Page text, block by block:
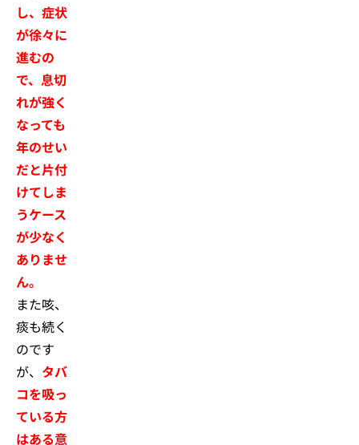
し、症状
が徐々に
進むの
で、息切
れが強く
なっても
年のせい
だと片付
けてしま
うケース
が少なく
ありませ
ん。
また咳、
痰も続く
のです
が、 タバ
コを吸っ
ている方
はある意